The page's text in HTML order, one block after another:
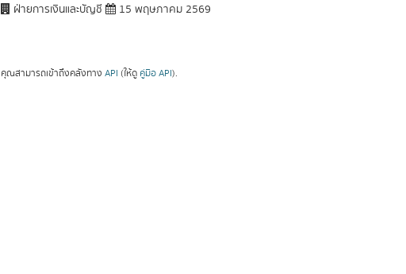
ฝ่ายการเงินและบัญชี 15 พฤษภาคม 2569
คุณสามารถเข้าถึงคลังทาง API (ให้ดู คู่มือ API).